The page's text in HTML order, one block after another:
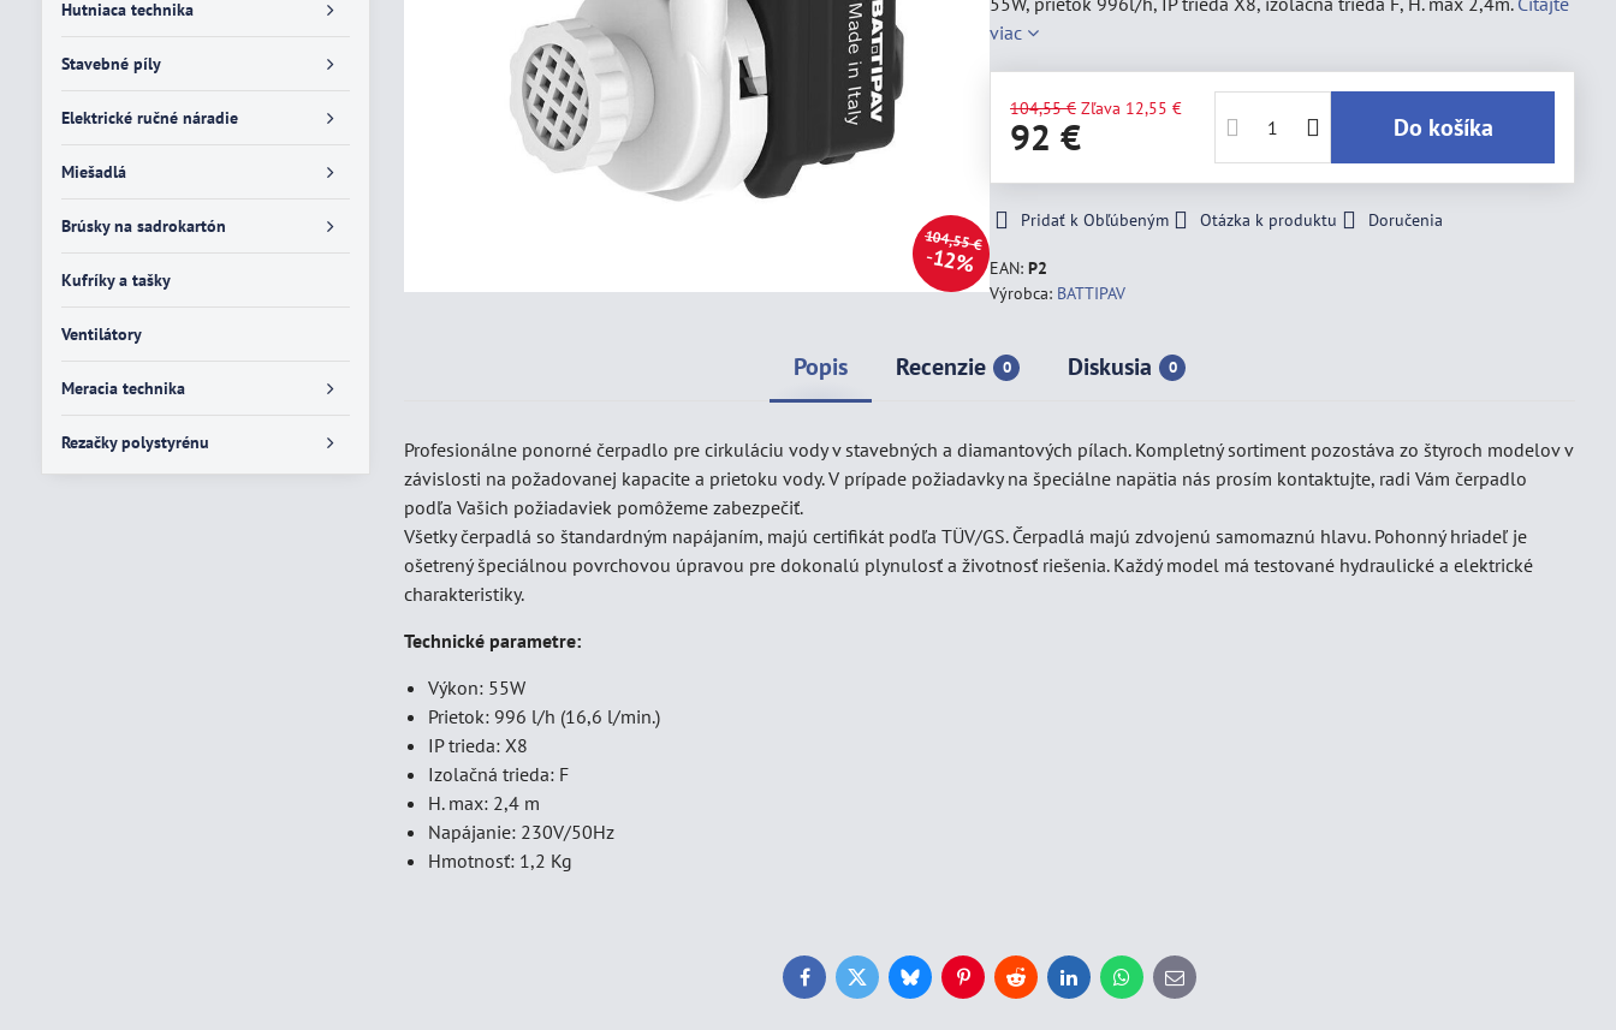
104,55 €
12%
viac
104,55 € Zľava 12,55 €
92 € Do košíka
Pridať k Obľúbeným Otázka k produktu Doručenia
EAN:P2
Výrobca: BATTIPAV
Popis Recenzie 0 Diskusia 0
Profesionálne ponorné čerpadlo pre cirkuláciu vody v stavebných a diamantových pílach. Kompletný sortiment pozostáva zo štyroch modelov v
závislosti na požadovanej kapacite a prietoku vody. V prípade požiadavky na špeciálne napätia nás prosím kontaktujte, radi Vám čerpadlo
podľa Vašich požiadaviek pomôžeme zabezpečiť.
Všetky čerpadlá so štandardným napájaním, majú certifikát podľa TÜV/GS. Čerpadlá majú zdvojenú samomaznú hlavu. Pohonný hriadeľ je
ošetrený špeciálnou povrchovou úpravou pre dokonalú plynulosť a životnosť riešenia. Každý model má testované hydraulické a elektrické
charakteristiky.
Technické parametre:
Výkon: 55W
Prietok: 996 l/h (16,6 l/min.)
IP trieda: X8
Izolačná trieda: F
H. max: 2,4 m
Napájanie: 230V/50Hz
Hmotnosť: 1,2 Kg
FacebookTwitterBlueskyPinterestRedditLinkedInWhatsApp
E-
mail
Hutniaca technika
Stavebné píly
Elektrické ručné náradie
Miešadlá
Brúsky na sadrokartón
Kufríky a tašky
Ventilátory
Meracia technika
Rezačky polystyrénu